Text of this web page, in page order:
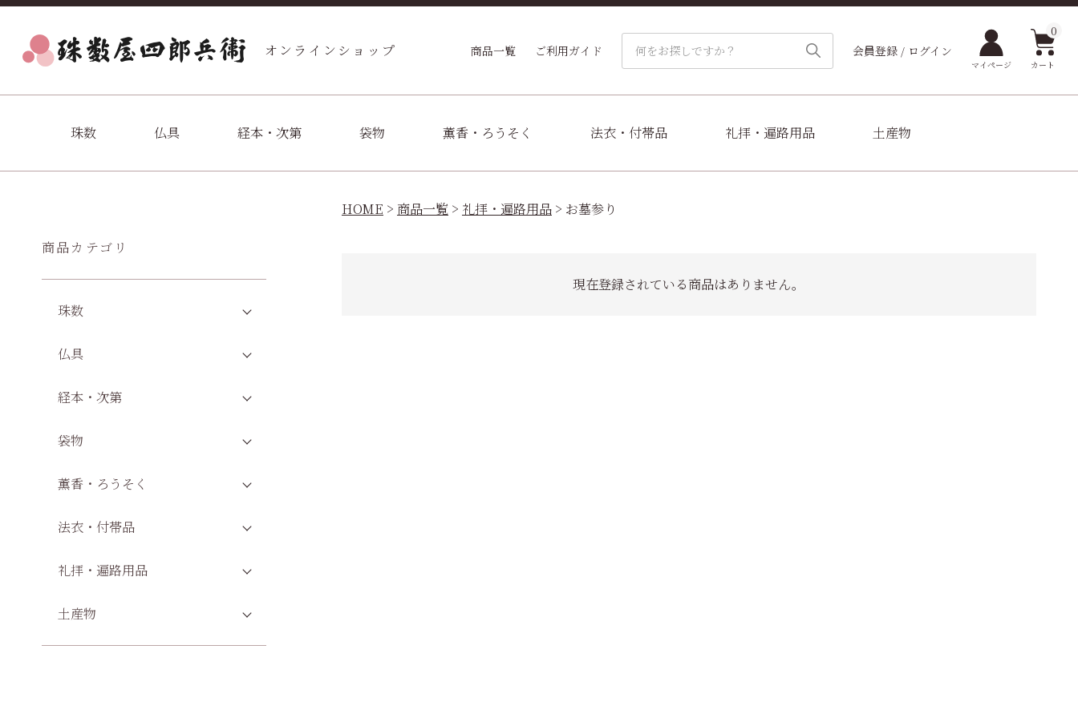
オンラインショップ 商品一覧 ご利用ガイド 会員登録 / ログイン
マイページ カート
0
珠数 仏具 経本・次第 袋物 薫香・ろうそく 法衣・付帯品 礼拝・遍路用品 土産物
商品カテゴリ
珠数
仏具
経本・次第
袋物
薫香・ろうそく
法衣・付帯品
礼拝・遍路用品
土産物
HOME 商品一覧 礼拝・遍路用品 お墓参り
現在登録されている商品はありません。